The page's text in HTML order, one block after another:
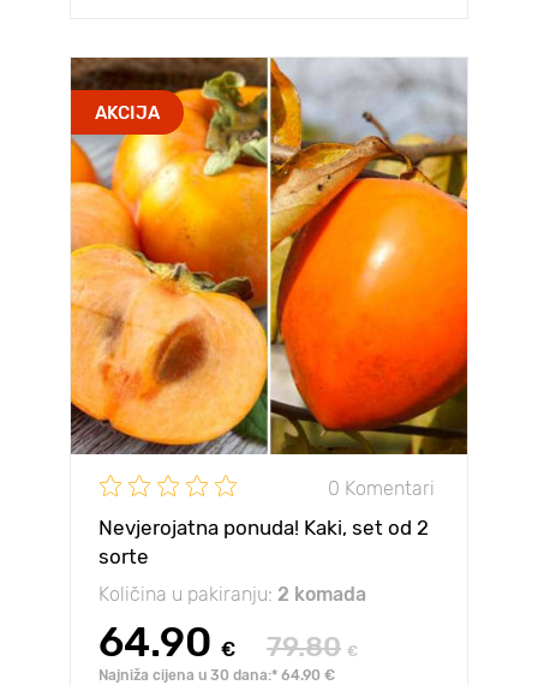
AKCIJA
0 Komentari
Nevjerojatna ponuda! Kaki, set od 2
sorte
Količina u pakiranju: 2 komada
64.90 € 79.80 €
Najniža cijena u 30 dana:* 64.90 €